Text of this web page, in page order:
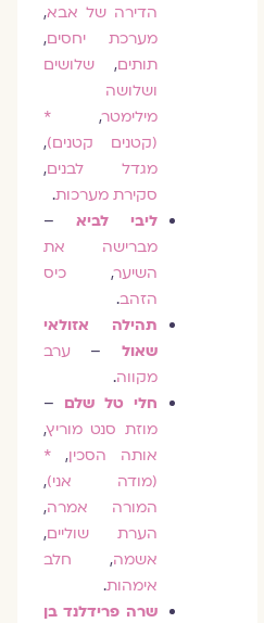
הדירה של אבא,
מערכת יחסים,
תותים,
שלושים
ושלושה
מילימטר,
*
(קטנים קטנים),
מגדל לבנים,
סקירת מערכות.
ליבי לביא
מברישה את
השיער,
כיס
הזהב.
תהילה אזולאי
שאול–
ערב
מקווה.
חלי טל שלם–
מוזת סנט מוריץ,
אותה הסכין,
*
(מודה אני),
המורה אמרה,
הערת שוליים,
אשמה,
חלב
אימהות.
שרה פרידלנד בן